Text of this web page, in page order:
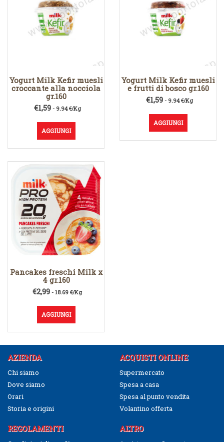
Yogurt Milk Kefir muesli
croccante alla nocciola
gr.160
€1,59- 9.94 €/Kg
AGGIUNGI
Yogurt Milk Kefir muesli
e frutti di bosco gr.160
€1,59- 9.94 €/Kg
AGGIUNGI
Pancakes freschi Milk x
4 gr.160
€2,99 - 18.69 €/Kg
AGGIUNGI
AZIENDA
Chi siamo
Dove siamo
Orari
Storia e origini
ACQUISTI ONLINE
Supermercato
Spesa a casa
Spesa al punto vendita
Volantino offerta
REGOLAMENTI ALTRO